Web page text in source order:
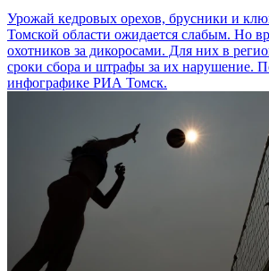
Урожай кедровых орехов, брусники и
Томской области ожидается слабым. Но
охотников за дикоросами. Для них в
сроки сбора и штрафы за их нарушение.
инфографике РИА Томск.